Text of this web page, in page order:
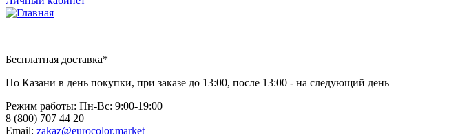
Бесплатная доставка*
По Казани в день покупки, при заказе до 13:00, после 13:00 - на следующий день
Режим работы: Пн-Вc: 9:00-19:00
8 (800) 707 44 20
Email: zakaz@eurocolor.market